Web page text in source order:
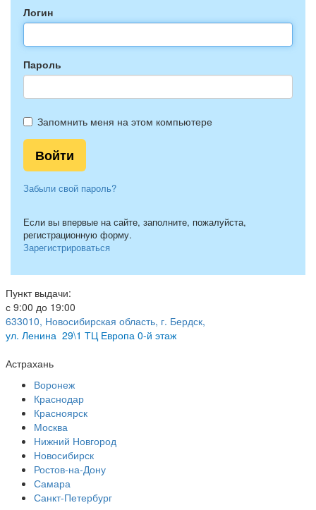
Логин
Пароль
Запомнить меня на этом компьютере
Забыли свой пароль?
Если вы впервые на сайте, заполните, пожалуйста,
регистрационную форму.
Зарегистрироваться
Пункт выдачи:
с 9:00 до 19:00
633010, Новосибирская область, г. Бердск,
ул. Ленина 29\1 ТЦ Европа 0-й этаж
Астрахань
Воронеж
Краснодар
Красноярск
Москва
Нижний Новгород
Новосибирск
Ростов-на-Дону
Самара
Санкт-Петербург